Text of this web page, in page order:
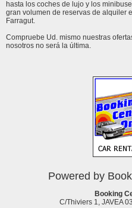
hasta los coches de lujo y los
gran volumen de reservas de alquiler
Farragut.
Compruebe Ud. mismo nuestras
nosotros no será la última.
Powered by
Booking
C/Thiviers 1, JAVEA